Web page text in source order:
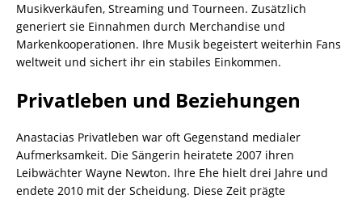
Musikverkäufen, Streaming und Tourneen. Zusätzlich
generiert sie Einnahmen durch Merchandise und
Markenkooperationen. Ihre Musik begeistert weiterhin Fans
weltweit und sichert ihr ein stabiles Einkommen.
Privatleben und Beziehungen
Anastacias Privatleben war oft Gegenstand medialer
Aufmerksamkeit. Die Sängerin heiratete 2007 ihren
Leibwächter Wayne Newton. Ihre Ehe hielt drei Jahre und
endete 2010 mit der Scheidung. Diese Zeit prägte